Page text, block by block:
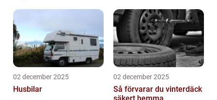
02 december 2025
Husbilar
02 december 2025
Så förvarar du vinterdäck